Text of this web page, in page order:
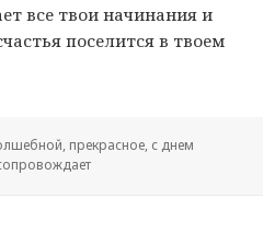
все твои начинания и
поселится в твоем
, прекрасное, с днем